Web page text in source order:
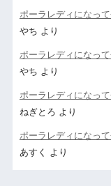
ポーラレディになっ
やち より
ポーラレディになっ
やち より
ポーラレディになっ
ねぎとろ より
ポーラレディになっ
あすく
より